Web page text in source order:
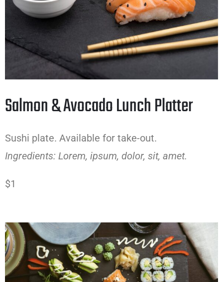
Salmon & Avocado Lunch Platter
Sushi plate. Available for take-out.
Ingredients: Lorem, ipsum, dolor, sit, amet.
$1